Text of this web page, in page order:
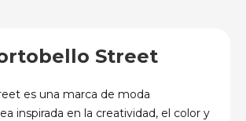
Street
es una marca de moda
inspirada en la creatividad, el color y